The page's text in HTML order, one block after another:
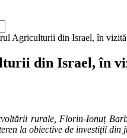
Agriculturii din Israel, în
din Israel, în
rurale, Florin-Ionuț
la obiective de investiții din